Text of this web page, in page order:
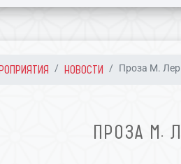
НОВОСТИ Проза М.
ПРОЗА М.